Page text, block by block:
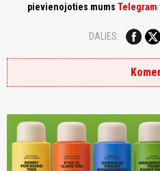
pievienojoties mums Telegram
DALIES: